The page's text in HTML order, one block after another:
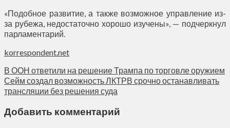
«Подобное развитие, а также возможное управление из-
за рубежа, недостаточно хорошо изучены», — подчеркнул
парламентарий.
korrespondent.net
В ООН ответили на решение Трампа по торговле оружием
Сейм создал возможность ЛКТРВ срочно останавливать
трансляции без решения суда
Добавить комментарий